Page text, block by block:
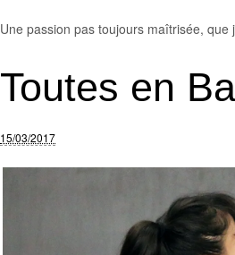
Une passion pas toujours maîtrisée,
Toutes en
15/03/2017